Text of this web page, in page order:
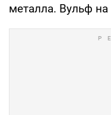
металла. Вульф